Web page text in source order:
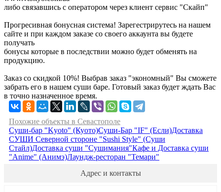
либо связавшись с оператором через клиент сервис "Скайп"
Прогресивная бонусная система! Зарегестрирутесь на нашем
сайте и при каждом заказе со своего аккаунта вы будете
получать
бонусы которые в последствии можно будет обменять на
продукцию.
Заказ со скидкой 10%! Выбрав заказ "экономный" Вы сможете
забрать его в нашем суши баре. Готовый заказ будет ждать Вас
в точно назначенное время.
Похожие объекты в Севастополе
Суши-бар "Kyoto" (Куото)Суши-Бар "IF" (Если)Доставка
СУШИ Северной стороне "Sushi Style" (Суши
Стайл)Доставка суши "Сушимания"Кафе и Доставка суши
"Anime" (Анимэ)Лаундж-ресторан "Темари"
Адрес и контакты